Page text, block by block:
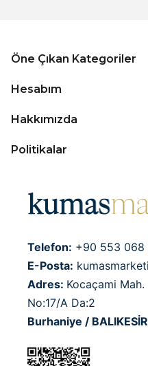
Öne Çıkan Kategoriler
Hesabım
Hakkımızda
Politikalar
Telefon: +90 553 068
E-Posta:
Adres: Kocaçami
No:17/A Da:2
Burhaniye / BALIKESİR